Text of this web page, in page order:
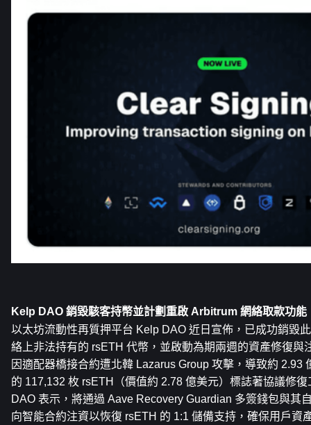
Kelp DAO 銷毀駭客持幣並計劃重啟 Arbitrum 網絡取款功能
以太坊流動性再質押平台 Kelp DAO 近日宣佈，已成功銷毀
絡上非法持有的 rsETH 代幣，並啟動為期兩週的資產修復與
因適配器橋接合約遭北韓 Lazarus Group 攻擊，導致約 2.93
的 117,132 枚 rsETH（價值約 2.78 億美元）標誌著協議修
DAO 表示，將通過 Aave Recovery Guardian 多簽錢包與其
向智能合約注資以恢復 rsETH 的 1:1 儲備支持，確保用戶資